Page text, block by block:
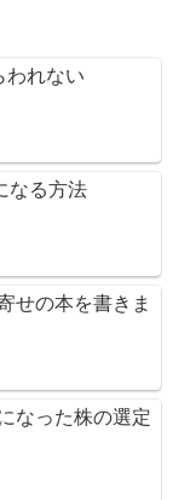
われない
なる方法
せの本を書きま
なった株の選定